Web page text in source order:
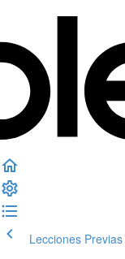
Lecciones Previas